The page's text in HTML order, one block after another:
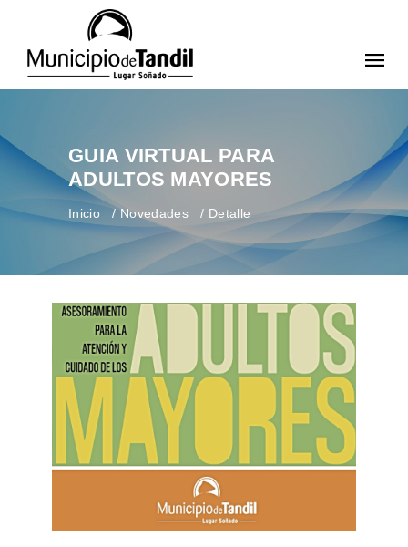
GUIA VIRTUAL PARA
ADULTOS MAYORES
Inicio Novedades Detalle